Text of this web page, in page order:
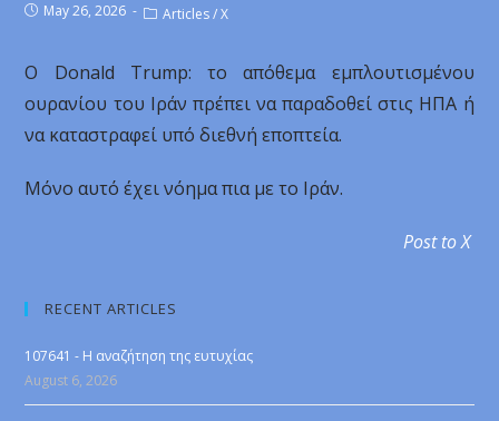
May 26, 2026 Articles / X
Ο Donald Trump: το απόθεμα εμπλουτισμένου
ουρανίου του Ιράν πρέπει να παραδοθεί στις ΗΠΑ ή
να καταστραφεί υπό διεθνή εποπτεία.
Μόνο αυτό έχει νόημα πια με το Ιράν.
Post to X
RECENT ARTICLES
107641 - Η αναζήτηση της ευτυχίας
August 6, 2026